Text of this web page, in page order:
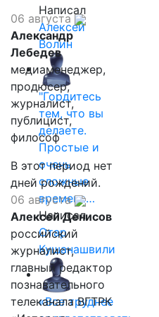
Написал
Алексей
Волин
"Гордитесь
тем, что вы
делаете.
Простые и
очень
сложные
времена…
Написал
Отар
Кушанашвили
«Все труднее
06 августа
Александр
Лебедев
медиаменеджер,
продюсер,
журналист,
публицист,
философ
В этот период нет
дней рождений.
06 августа
Алексей Денисов
российский
журналист,
главный редактор
познавательного
телеканала ВГТРК